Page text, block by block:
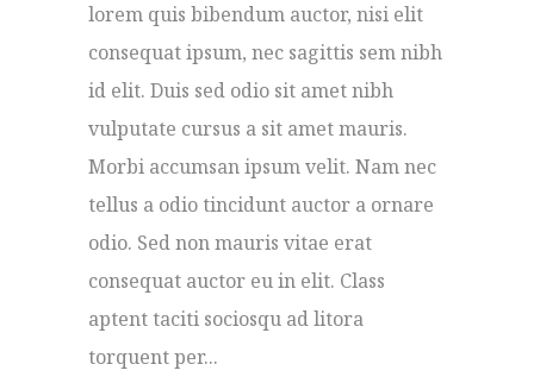
lorem quis bibendum auctor, nisi elit
consequat ipsum, nec sagittis sem nibh
id elit. Duis sed odio sit amet nibh
vulputate cursus a sit amet mauris.
Morbi accumsan ipsum velit. Nam nec
tellus a odio tincidunt auctor a ornare
odio. Sed non mauris vitae erat
consequat auctor eu in elit. Class
aptent taciti sociosqu ad litora
torquent per...